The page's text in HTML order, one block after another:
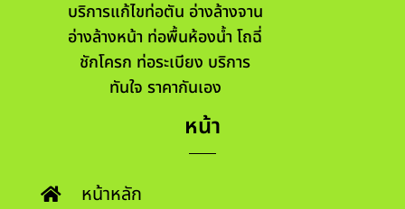
บริการแก้ไขท่อตัน อ่างล้างจาน
อ่างล้างหน้า ท่อพื้นห้องน้ำ โถฉี่
ชักโครก ท่อระเบียง บริการ
ทันใจ ราคากันเอง
หน้า
หน้าหลัก